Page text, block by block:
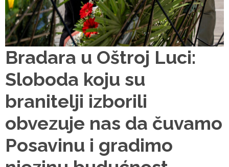
Bradara u Oštroj Luci:
Sloboda koju su
branitelji izborili
obvezuje nas da čuvamo
Posavinu i gradimo